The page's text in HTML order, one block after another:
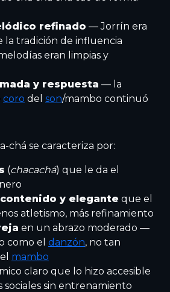
refinado — Jorrín era
la tradición de influencia
eran limpias y
y respuesta — la
coro del son/mambo continuó
chá se caracteriza por:
(chacachá) que le da el
contenido y elegante que el
atletismo, más refinamiento
en un abrazo moderado —
como el danzón, no tan
mambo
claro que lo hizo accesible
sociales sin entrenamiento